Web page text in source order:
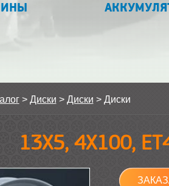
> Диски > Диски > Диски
13Х5, 4Х100,